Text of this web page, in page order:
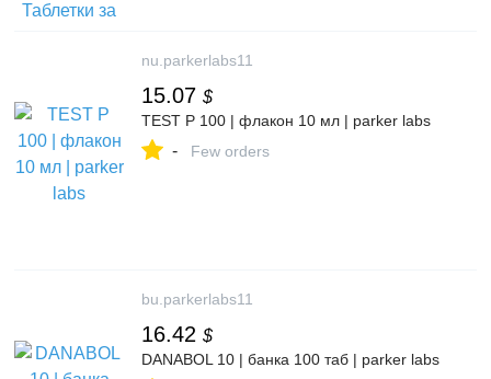
nu.parkerlabs11
15.07 $
TEST P 100 | флакон 10 мл | parker labs
- Few orders
bu.parkerlabs11
16.42 $
DANABOL 10 | банка 100 таб | parker labs